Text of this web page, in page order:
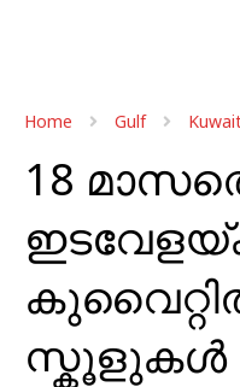
Home Gulf
18
സ്കൂളുകൾ